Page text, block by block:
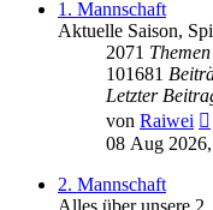
1. Mannschaft
Aktuelle Saison,
2071 Themen
101681
Letzter
von Raiwei
08 Aug
2. Mannschaft
Alles über unsere